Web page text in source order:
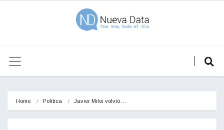
Home Política Javier Milei volvió…